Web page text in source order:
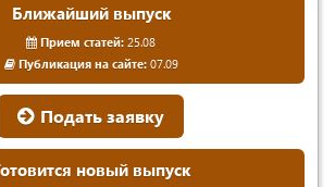
Ближайший выпуск
Прием статей: 25.08
Публикация на сайте:07.09
Подать заявку
новый выпуск